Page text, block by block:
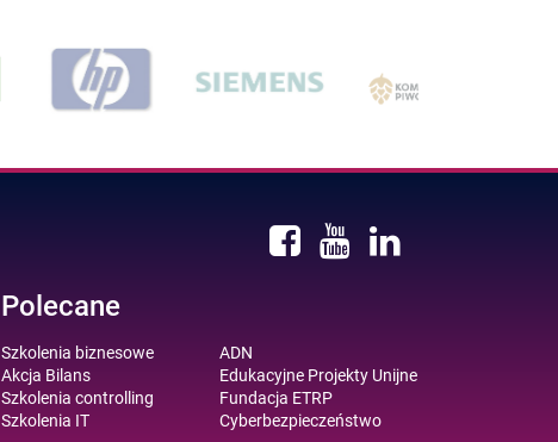
Polecane
Szkolenia biznesowe
Akcja Bilans
Szkolenia controlling
Szkolenia IT
ADN
Edukacyjne Projekty Unijne
Fundacja ETRP
Cyberbezpieczeństwo